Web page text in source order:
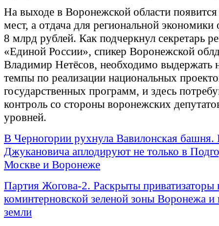
На выходе в Воронежской области
мест, а отдача для региональной экономики
8 млрд рублей. Как подчеркнул секретарь
«Единой России», спикер Воронежской
Владимир Нетёсов, необходимо выдержать
темпы по реализации национальных
государственных программ, и здесь
контроль со стороны воронежских
уровней.
В Черногории рухнула Вавилонская
Джукановича аплодируют не только в
Москве и Воронеже
Партия Жогова-2. Раскрыты приватизаторы
коминтерновской зеленой зоны Воронежа и
земли